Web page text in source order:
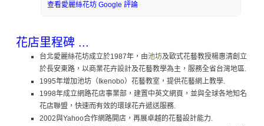
查看愛麗絲花坊 Google 評論
花店里程碑 ...
台北愛麗絲花坊成立於1987年，由池坊及歐式花藝教授楊惠清創立
於長安東路，以商業花卉設計及花藝教學為主，服務全省台灣地區.
1995年增加池坊（Ikenobo）花藝教室，提供花藝網上教學.
1998年成立網路花店事業部，建置中英文網頁，並與全球各地知名
花店聯盟，快速而有效的環球花卉遞送服務.
2002與Yahoo合作網路開店，再展卓越的花藝設計能力.